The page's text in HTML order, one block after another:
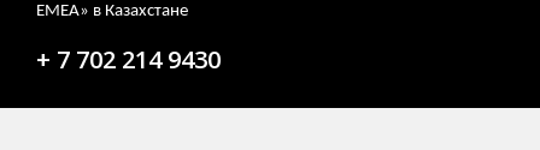
EMEA» в Казахстане
+ 7 702 214 9430